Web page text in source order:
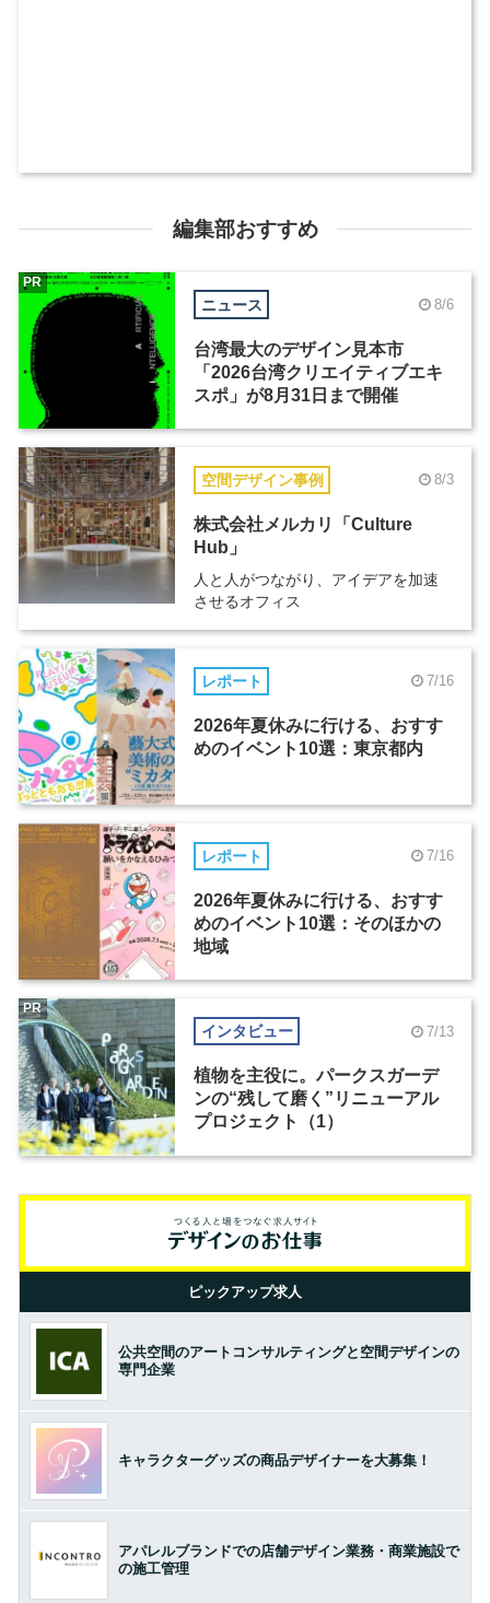
編集部おすすめ
ニュース 8/6
台湾最大のデザイン見本市
「2026台湾クリエイティブエキ
スポ」が8月31日まで開催
PR
空間デザイン事例 8/3
株式会社メルカリ「Culture
Hub」
人と人がつながり、アイデアを加速
させるオフィス
レポート 7/16
2026年夏休みに行ける、おすす
めのイベント10選：東京都内
レポート 7/16
2026年夏休みに行ける、おすす
めのイベント10選：そのほかの
地域
インタビュー 7/13
植物を主役に。パークスガーデ
ンの“残して磨く”リニューアル
プロジェクト（1）
PR
ピックアップ求人
公共空間のアートコンサルティングと空間デザインの
専門企業
キャラクターグッズの商品デザイナーを大募集！
アパレルブランドでの店舗デザイン業務・商業施設で
の施工管理